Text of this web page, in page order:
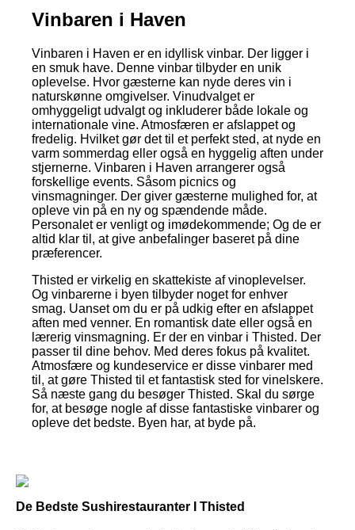
Vinbaren i Haven
Vinbaren i Haven er en idyllisk vinbar. Der ligger i
en smuk have. Denne vinbar tilbyder en unik
oplevelse. Hvor gæsterne kan nyde deres vin i
naturskønne omgivelser. Vinudvalget er
omhyggeligt udvalgt og inkluderer både lokale og
internationale vine. Atmosfæren er afslappet og
fredelig. Hvilket gør det til et perfekt sted, at nyde en
varm sommerdag eller også en hyggelig aften under
stjernerne. Vinbaren i Haven arrangerer også
forskellige events. Såsom picnics og
vinsmagninger. Der giver gæsterne mulighed for, at
opleve vin på en ny og spændende måde.
Personalet er venligt og imødekommende; Og de er
altid klar til, at give anbefalinger baseret på dine
præferencer.
Thisted er virkelig en skattekiste af vinoplevelser.
Og vinbarerne i byen tilbyder noget for enhver
smag. Uanset om du er på udkig efter en afslappet
aften med venner. En romantisk date eller også en
lærerig vinsmagning. Er der en vinbar i Thisted. Der
passer til dine behov. Med deres fokus på kvalitet.
Atmosfære og kundeservice er disse vinbarer med
til, at gøre Thisted til et fantastisk sted for vinelskere.
Så næste gang du besøger Thisted. Skal du sørge
for, at besøge nogle af disse fantastiske vinbarer og
opleve det bedste. Byen har, at byde på.
De Bedste Sushirestauranter I Thisted